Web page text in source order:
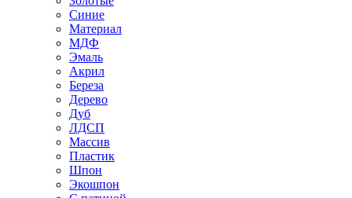
Синие
Материал
МДФ
Эмаль
Акрил
Береза
Дерево
Дуб
ЛДСП
Массив
Пластик
Шпон
Экошпон